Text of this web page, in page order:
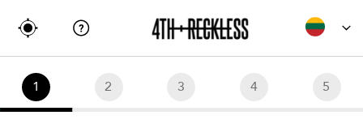
1 2 3 4 5